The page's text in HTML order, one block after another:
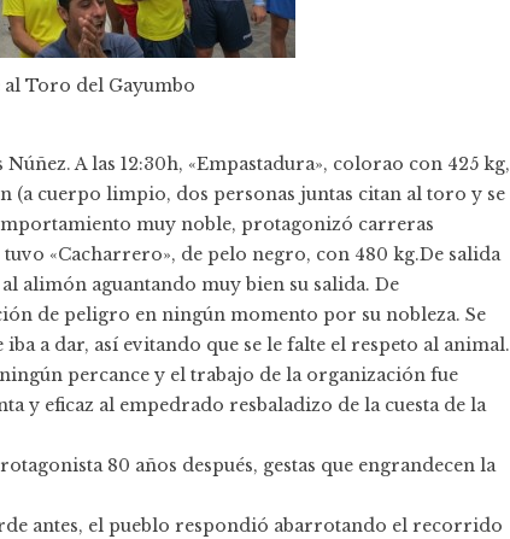
al Toro del Gayumbo
A las 12:30h, «Empastadura», colorao con 425 kg,
cuerpo limpio, dos personas juntas citan al toro y se
muy noble, protagonizó carreras
«Cacharrero», de pelo negro, con 480 kg.De salida
alimón aguantando muy bien su salida. De
de peligro en ningún momento por su nobleza. Se
a dar, así evitando que se le falte el respeto al animal.
percance y el trabajo de la organización fue
y eficaz al empedrado resbaladizo de la cuesta de la
80 años después, gestas que engrandecen la
antes, el pueblo respondió abarrotando el recorrido